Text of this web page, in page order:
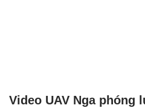
Video UAV Nga phóng